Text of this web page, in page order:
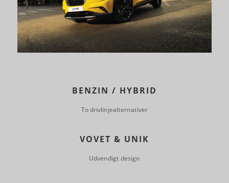
BENZIN / HYBRID
To drivlinjealternativer
VOVET & UNIK
Udvendigt design